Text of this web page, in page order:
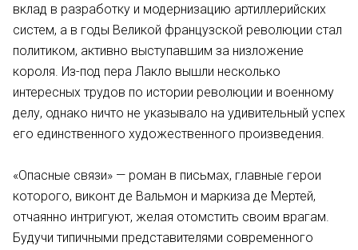
вклад в разработку и модернизацию артиллерийских
систем, а в годы Великой французской революции стал
политиком, активно выступавшим за низложение
короля. Из-под пера Лакло вышли несколько
интересных трудов по истории революции и военному
делу, однако ничто не указывало на удивительный успех
его единственного художественного произведения.
«Опасные связи» — роман в письмах, главные герои
которого, виконт де Вальмон и маркиза де Мертей,
отчаянно интригуют, желая отомстить своим врагам.
Будучи типичными представителями современного